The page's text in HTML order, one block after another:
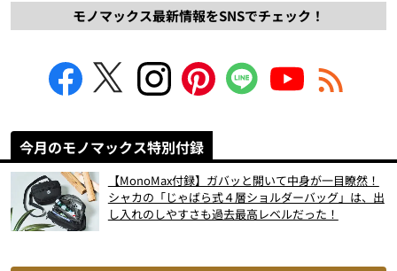
モノマックス最新情報をSNSでチェック！
今月のモノマックス特別付録
【MonoMax付録】ガバッと開いて中身が一目瞭然！
シャカの「じゃばら式４層ショルダーバッグ」は、出
し入れのしやすさも過去最高レベルだった！